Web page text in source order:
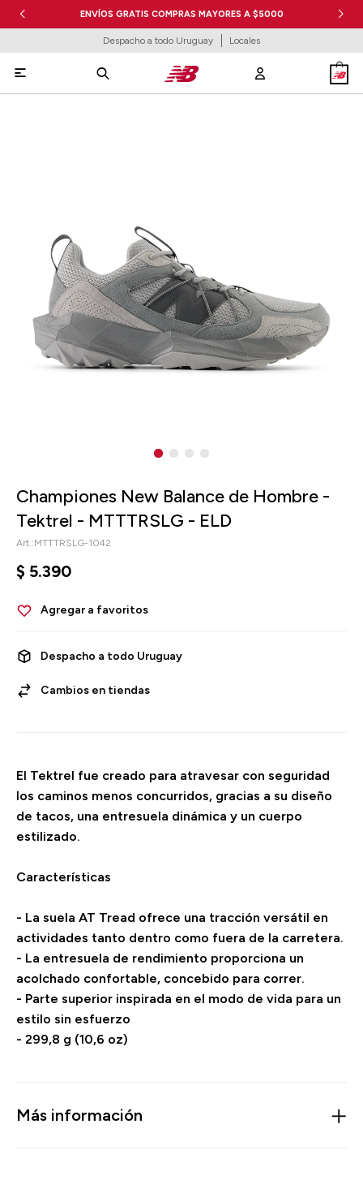
ENVÍOS GRATIS COMPRAS MAYORES A $5000
Despacho a todo Uruguay Locales

Championes New Balance de Hombre -
Tektrel - MTTTRSLG - ELD
MTTTRSLG-1042
$ 5.390
Despacho a todo Uruguay
Cambios en tiendas
El Tektrel fue creado para atravesar con seguridad
los caminos menos concurridos, gracias a su diseño
de tacos, una entresuela dinámica y un cuerpo
estilizado.
Características
- La suela AT Tread ofrece una tracción versátil en
actividades tanto dentro como fuera de la carretera.
- La entresuela de rendimiento proporciona un
acolchado confortable, concebido para correr.
- Parte superior inspirada en el modo de vida para un
estilo sin esfuerzo
- 299,8 g (10,6 oz)
Más información